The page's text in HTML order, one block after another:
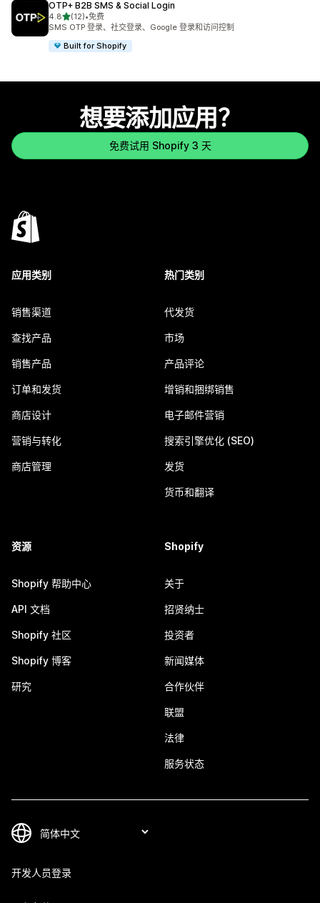
OTP+ B2B SMS & Social Login
4.8星（满分 5 星）
(12)
总共 12 条评论
•免费
SMS OTP 登录、社交登录、Google 登录和访问控制
Built for Shopify
想要添加应用？
免费试用 Shopify 3 天
应用类别
销售渠道
查找产品
销售产品
订单和发货
商店设计
营销与转化
商店管理
热门类别
代发货
市场
产品评论
增销和捆绑销售
电子邮件营销
搜索引擎优化 (SEO)
发货
货币和翻译
资源
Shopify 帮助中心
API 文档
Shopify 社区
Shopify 博客
研究
Shopify
关于
招贤纳士
投资者
新闻媒体
合作伙伴
联盟
法律
服务状态
开发人员登录